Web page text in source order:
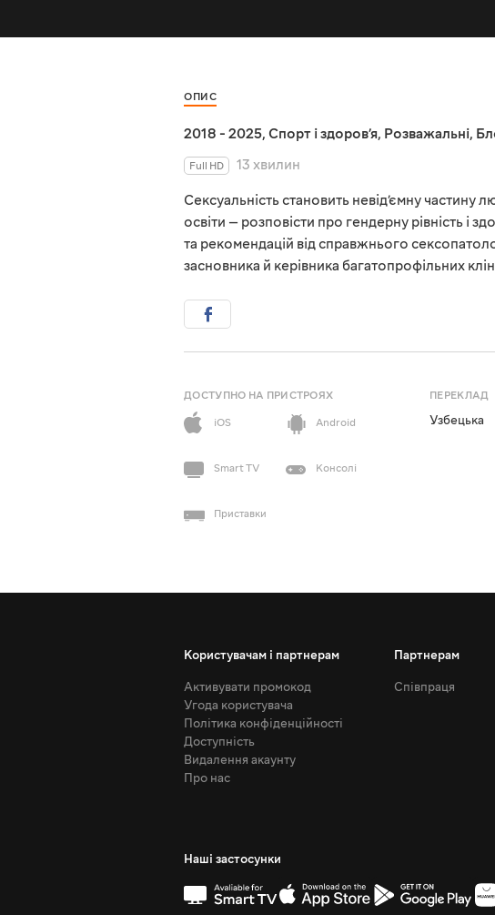
ОПИС
2018 - 2025, Спорт і здоровʼя, Розважальні,
Full HD
13 хвилин
Сексуальність становить невід’ємну частину
освіти — розповісти про гендерну рівність і
та рекомендацій від справжнього
засновника й керівника багатопрофільних
ДОСТУПНО НА ПРИСТРОЯХ
iOS
Android
Smart TV Консолі
Приставки
ПЕРЕКЛАД
Узбецька
Користувачам і партнерам
Активувати промокод
Угода користувача
Політика конфіденційності
Доступність
Видалення акаунту
Про нас
Партнерам
Співпраця
Наші застосунки